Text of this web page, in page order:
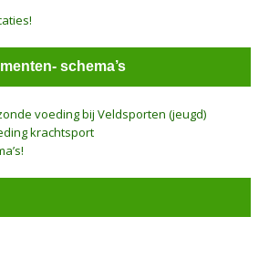
schema’s
voeding bij Veldsporten (jeugd)
krachtsport